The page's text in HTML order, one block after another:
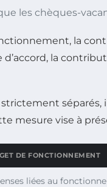
les chèques-
la
d’accord, la
séparés,
mesure vise à
DE FONCTIONNEMENT
liées au